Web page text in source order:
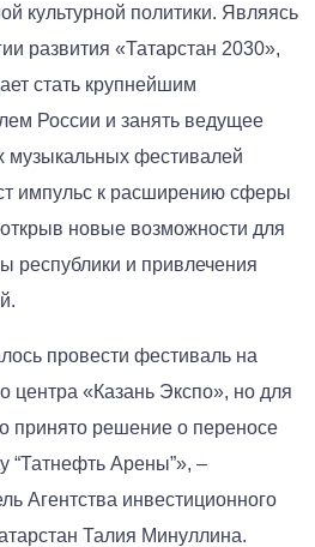
культурной политики. Являясь
развития «Татарстан 2030»,
стать крупнейшим
России и занять ведущее
музыкальных фестивалей
импульс к расширению сферы
новые возможности для
республики и привлечения
провести фестиваль на
центра «Казань Экспо», но для
принято решение о переносе
“Татнефть Арены”», –
Агентства инвестиционного
Талия Минуллина.